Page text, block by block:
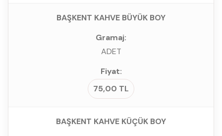
BAŞKENT KAHVE BÜYÜK BOY
ADET
75,00 TL
BAŞKENT KAHVE KÜÇÜK BOY